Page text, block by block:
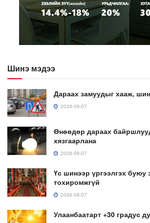
Шинэ мэдээ
Дараах замуудыг хааж,
2026-08-07
Өнөөдөр дараах
хязгаарлана
2026-08-07
Үс шинээр үргээлгэх буюу
тохиромжгүй
2026-08-07
Улаанбаатарт +30 градус